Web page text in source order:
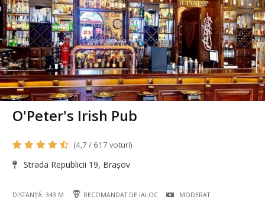
O'Peter's Irish Pub
(4,7 / 617 voturi)
Strada Republicii 19, Brașov
DISTANȚĂ: 343 M RECOMANDAT DE IALOC MODERAT